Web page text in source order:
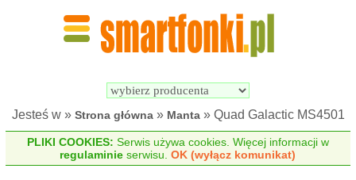
Jesteś w » Strona główna» Manta» Quad Galactic MS4501
PLIKI COOKIES: Serwis używa cookies. Więcej informacji w
regulaminie serwisu.OK (wyłącz komunikat)